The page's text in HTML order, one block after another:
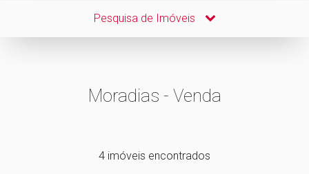
Pesquisa de Imóveis
Moradias - Venda
4 imóveis encontrados